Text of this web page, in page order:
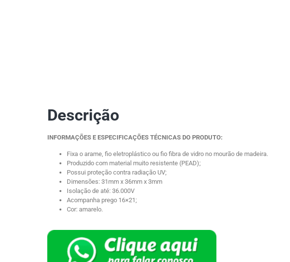
Descrição
INFORMAÇÕES E ESPECIFICAÇÕES TÉCNICAS DO PRODUTO:
Fixa o arame, fio eletroplástico ou fio fibra de vidro no mourão de madeira.
Produzido com material muito resistente (PEAD);
Possui proteção contra radiação UV;
Dimensões: 31mm x 36mm x 3mm
Isolação de até: 36.000V
Acompanha prego 16×21;
Cor: amarelo.